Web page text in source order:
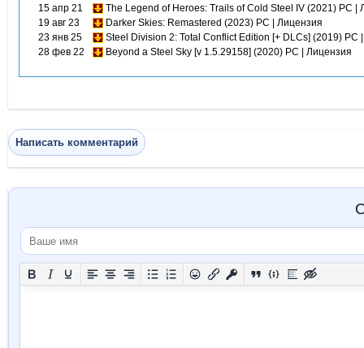
15 апр 21
The Legend of Heroes: Trails of Cold Steel IV (2021) PC |
19 авг 23
Darker Skies: Remastered (2023) PC | Лицензия
23 янв 25
Steel Division 2: Total Conflict Edition [+ DLCs] (2019) PC
28 фев 22
Beyond a Steel Sky [v 1.5.29158] (2020) PC | Лицензия
Написать комментарий